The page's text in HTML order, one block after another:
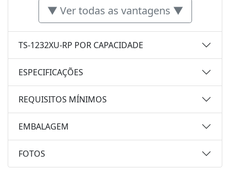
▼ Ver todas as vantagens ▼
TS-1232XU-RP POR CAPACIDADE
ESPECIFICAÇÕES
REQUISITOS MÍNIMOS
EMBALAGEM
FOTOS